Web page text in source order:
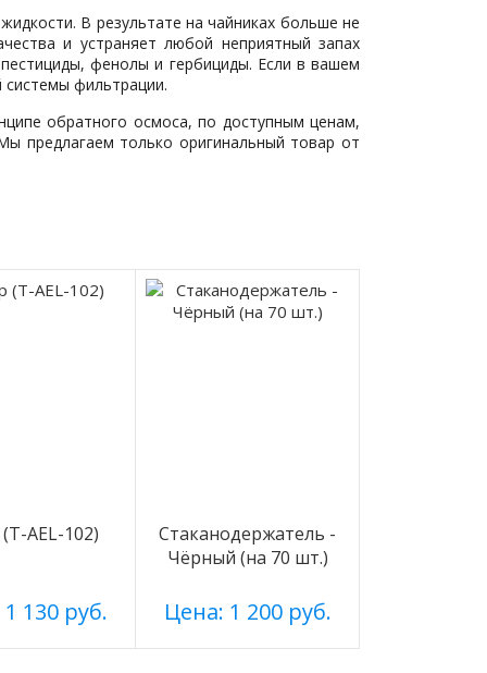
В результате на чайниках больше не
и устраняет любой неприятный запах
фенолы и гербициды. Если в вашем
системы фильтрации.
обратного осмоса, по доступным ценам,
предлагаем только оригинальный товар от
AEL-102)
130 руб.
Стаканодержатель -
Чёрный (на 70 шт.)
Цена: 1 200 руб.